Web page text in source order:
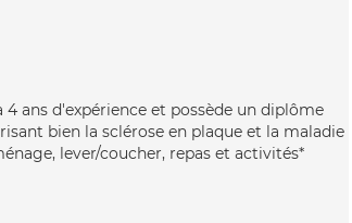
ans d'expérience et possède un diplôme
bien la sclérose en plaque et la maladie
lever/coucher, repas et activités*